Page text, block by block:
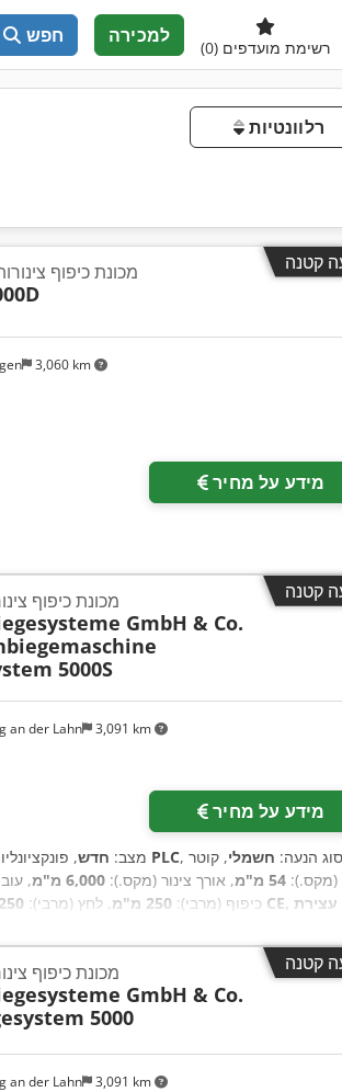
חפש למכירה
רשימת מועדפים (0)
רלוונטיות
קטנה
3,060 km
מכונת כיפוף
מידע על מחיר
קטנה
an der Lahn 3,091 km
מכונת כיפוף
GmbH & Co.
5000S
מידע על מחיר
מצב: חדש, מבוקר על ידי PLC , סוג הנעה: חשמלי, קוטר
(מקס.): 54 מ"מ , אורך צינור (מקס.): 6,000 מ"מ ,
כיפוף (מרבי): 250 מ"מ , לחץ (מרבי): 250 קורה
קטנה
an der Lahn 3,091 km
מכונת כיפוף
GmbH & Co.
5000